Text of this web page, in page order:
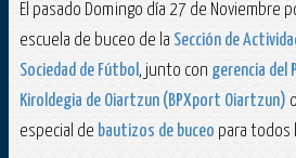
El pasado Domingo día 27 de Noviembre
escuela de buceo de la Sección de
Sociedad de Fútbol , junto con gerencia del
Kiroldegia de Oiartzun (BPXport Oiartzun)
especial de bautizos de buceo para todos